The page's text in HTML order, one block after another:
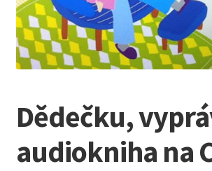
Dědečku,
audiokniha na